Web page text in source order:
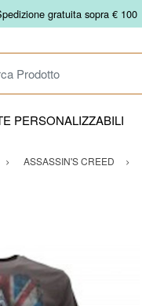
gratuita sopra € 100
PERSONALIZZABILI
ASSASSIN'S CREED